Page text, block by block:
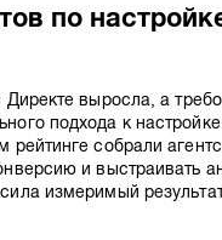
по
выросла, а
подхода к
собрали
и выстраивать
измеримый